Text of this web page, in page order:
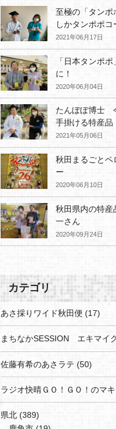
至極の「タンポ
しかタンポポコ
2021年06月17日
「日本タンポ
に！
2020年06月04日
たんぽぽ博士
手掛ける特産品
2021年05月06日
秋田まるごとペ
ー
2020年06月10日
秋田県内の特産
一さん
2020年09月24日
カテゴリ
あさ採りワイド秋田便 (17)
まちなかSESSION エキマイ
佐藤有希のあさラテ (50)
ラジオ快晴ＧＯ！ＧＯ！のマキ
県北 (389)